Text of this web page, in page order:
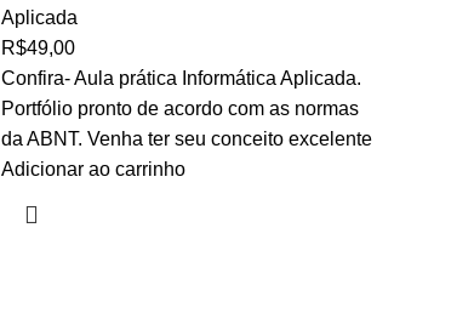
Aplicada
R$49,00
Confira- Aula prática Informática Aplicada.
Portfólio pronto de acordo com as normas
da ABNT. Venha ter seu conceito excelente
Adicionar ao carrinho